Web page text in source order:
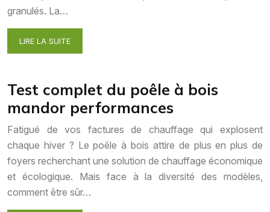
granulés. La…
LIRE LA SUITE
Test complet du poêle à bois
mandor performances
Fatigué de vos factures de chauffage qui explosent
chaque hiver ? Le poêle à bois attire de plus en plus de
foyers recherchant une solution de chauffage économique
et écologique. Mais face à la diversité des modèles,
comment être sûr…